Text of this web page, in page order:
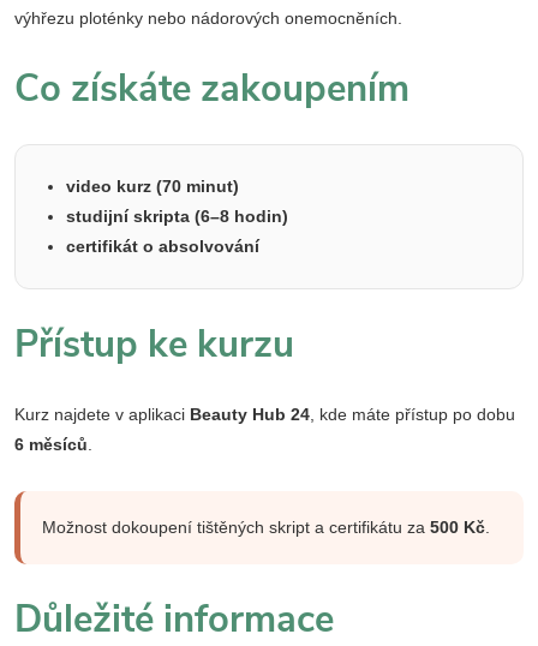
výhřezu ploténky nebo nádorových onemocněních.
Co získáte zakoupením
video kurz (70 minut)
studijní skripta (6–8 hodin)
certifikát o absolvování
Přístup ke kurzu
Kurz najdete v aplikaci Beauty Hub 24 , kde máte přístup po dobu
6 měsíců
Možnost dokoupení tištěných skript a certifikátu za 500 Kč
Důležité informace